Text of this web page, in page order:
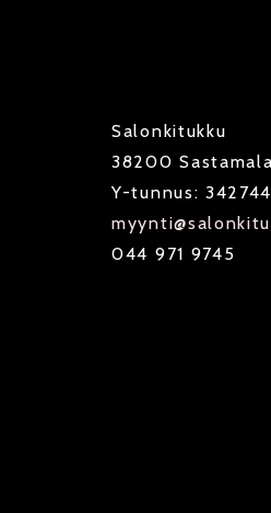
Salonkitukku
38200 Sastamala
Y-tunnus:
044 971 9745